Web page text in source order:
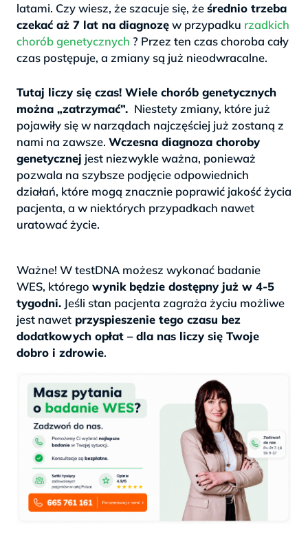
latami. Czy wiesz, że szacuje się, żeśrednio trzeba
czekać aż 7 lat na diagnozęw przypadku rzadkich
chorób genetycznych ? Przez ten czas choroba cały
czas postępuje, a zmiany są już nieodwracalne.
Tutaj liczy się czas! Wiele chorób genetycznych
można „zatrzymać”. Niestety zmiany, które już
pojawiły się w narządach najczęściej już zostaną z
nami na zawsze. Wczesna diagnoza choroby
genetycznej jest niezwykle ważna, ponieważ
pozwala na szybsze podjęcie odpowiednich
działań, które mogą znacznie poprawić jakość życia
pacjenta, a w niektórych przypadkach nawet
uratować życie.
Ważne! W testDNA możesz wykonać badanie
WES, którego wynik będzie dostępny już w 4-5
tygodni. Jeśli stan pacjenta zagraża życiu możliwe
jest nawet przyspieszenie tego czasu bez
dodatkowych opłat – dla nas liczy się Twoje
dobro i zdrowie.